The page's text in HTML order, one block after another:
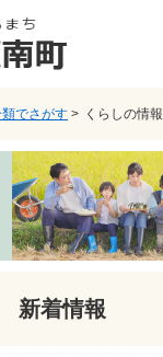
でさがす > くらしの情報
新着情報